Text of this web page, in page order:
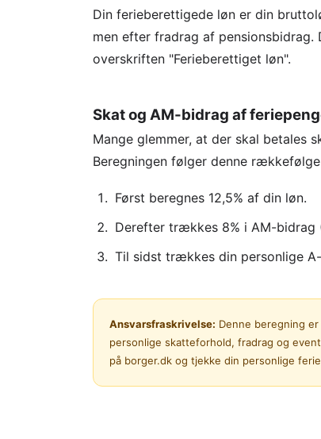
Din ferieberettigede løn er din
men efter fradrag af
overskriften "Ferieberettiget løn".
Skat og AM-bidrag af
Mange glemmer, at der skal betales
Beregningen følger denne
Først beregnes 12,5% af din løn.
Derefter trækkes 8% i AM-bidrag
Til sidst trækkes din personlige
Ansvarsfraskrivelse: Denne beregning
personlige skatteforhold, fradrag og
på borger.dk og tjekke din personlige